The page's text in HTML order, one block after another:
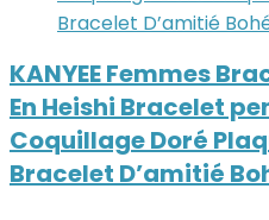
KANYEE Femmes
En Heishi Bracelet
Coquillage Doré
Bracelet D’amitié